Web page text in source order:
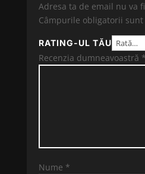
Adresa ta de email nu va
Câmpurile obligatorii sunt
RATING-UL TĂU
Recenzia dumneavoastră *
Nume *